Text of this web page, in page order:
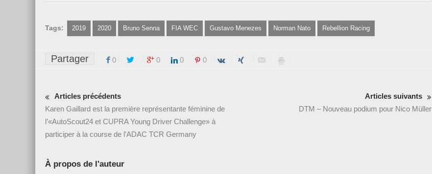
Tags: 2019 2020 Bruno Senna FIA WEC Gustavo Menezes Norman Nato Rebellion Racing
Partager 0 0 0 0
Articles précédents
Karen Gaillard est la première représentante féminine de
l’«AutoScout24 et CUPRA Young Driver Challenge» à
participer à la course de l’ADAC TCR Germany
Articles suivants
DTM – Nouveau podium pour Nico Müller
À propos de l'auteur